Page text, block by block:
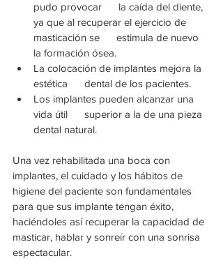
pudo provocar      la caída del diente,
ya que al recuperar el ejercicio de
masticación se      estimula de nuevo
la formación ósea.
La colocación de implantes mejora la
estética      dental de los pacientes.
Los implantes pueden alcanzar una
vida útil      superior a la de una pieza
dental natural.
Una vez rehabilitada una boca con
implantes, el cuidado y los hábitos de
higiene del paciente son fundamentales
para que sus implante tengan éxito,
haciéndoles así recuperar la capacidad de
masticar, hablar y sonreír con una sonrisa
espectacular.